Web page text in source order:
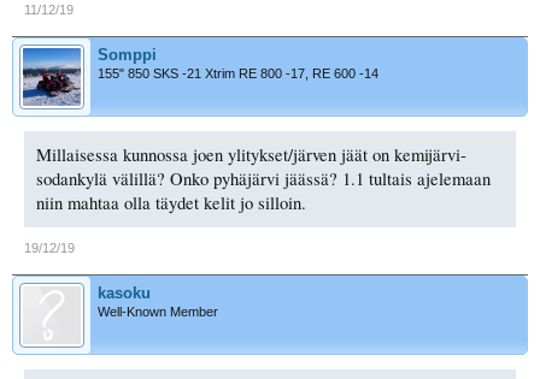
11/12/19
Somppi
155" 850 SKS -21 Xtrim RE 800 -17, RE 600 -14
Millaisessa kunnossa joen ylitykset/järven jäät on kemijärvi-
sodankylä välillä? Onko pyhäjärvi jäässä? 1.1 tultais ajelemaan
niin mahtaa olla täydet kelit jo silloin.
19/12/19
kasoku
Well-Known Member